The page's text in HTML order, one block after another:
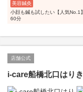
美容鍼灸
小顔も鍼も試したい【人気No.1
60分
店舗公式
i-care船橋北口はり